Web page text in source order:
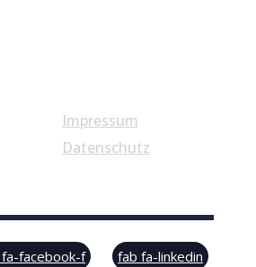
Impressum
Datenschutz
rights reserved
facebook-f
fab fa-linkedin